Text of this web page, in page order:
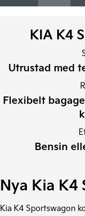
KIA K4
Utrustad med
Flexibelt
Bensin
Nya Kia K4
Kia K4 Sportswagon